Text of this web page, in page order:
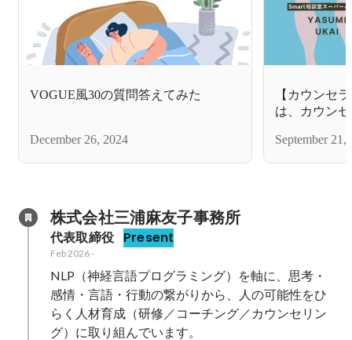
VOGUE風30の質問答えてみた
December 26, 2024
【カウンセ
は、カウン
September 21,
株式会社三浦麻友子事務所
代表取締役 Present
Feb 2026-
NLP（神経言語プログラミング）を軸に、思考・
感情・言語・行動の繋がりから、人の可能性をひ
らく人材育成（研修／コーチング／カウンセリン
グ）に取り組んでいます。